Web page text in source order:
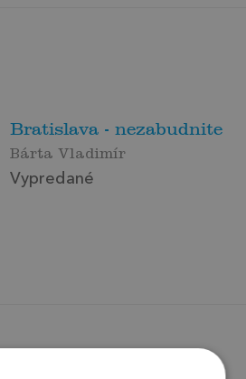
Bratislava - nezabudnite
Bárta Vladimír
Vypredané